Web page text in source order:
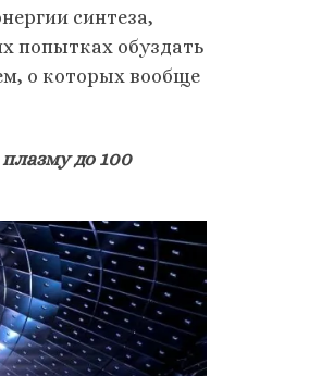
синтеза,
попытках обуздать
о которых вообще
до 100